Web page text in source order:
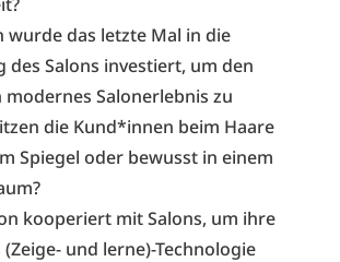
wurde das letzte Mal in die
des Salons investiert, um den
Salonerlebnis zu
die Kund*innen beim Haare
Spiegel oder bewusst in einem
kooperiert mit Salons, um ihre
und lerne)-Technologie